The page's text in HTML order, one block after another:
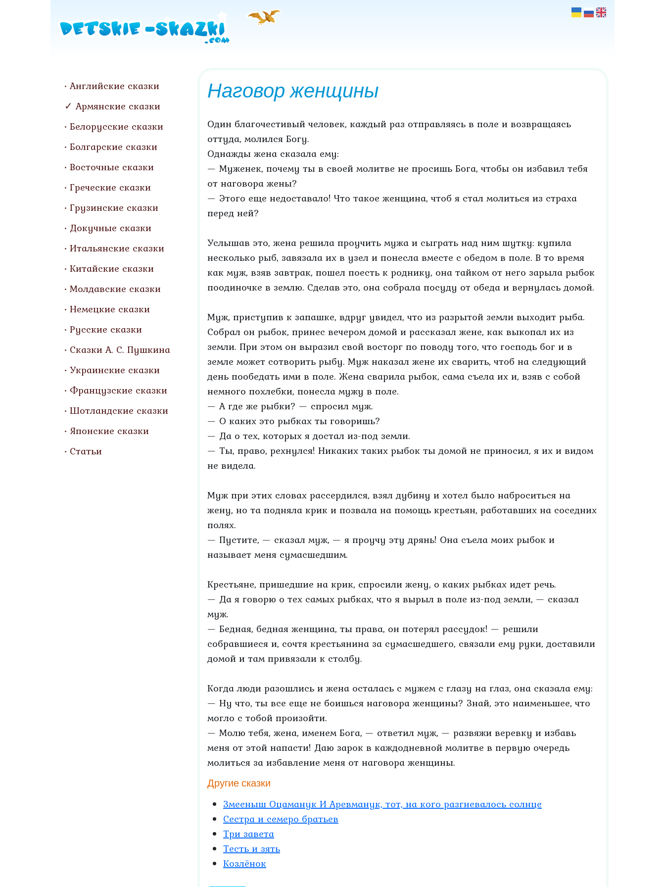
Английские сказки
Армянские сказки
Белорусские сказки
Болгарские сказки
Восточные сказки
Греческие сказки
Грузинские сказки
Докучные сказки
Итальянские сказки
Китайские сказки
Молдавские сказки
Немецкие сказки
Русские сказки
Сказки А. С. Пушкина
Украинские сказки
Французские сказки
Шотландские сказки
Японские сказки
Статьи
Наговор женщины
Один благочестивый человек, каждый раз отправляясь в поле и возвращаясь
оттуда, молился Богу.
Однажды жена сказала ему:
— Муженек, почему ты в своей молитве не просишь Бога, чтобы он избавил тебя
от наговора жены?
— Этого еще недоставало! Что такое женщина, чтоб я стал молиться из страха
перед ней?
Услышав это, жена решила проучить мужа и сыграть над ним шутку: купила
несколько рыб, завязала их в узел и понесла вместе с обедом в поле. В то время
как муж, взяв завтрак, пошел поесть к роднику, она тайком от него зарыла рыбок
поодиночке в землю. Сделав это, она собрала посуду от обеда и вернулась домой.
Муж, приступив к запашке, вдруг увидел, что из разрытой земли выходит рыба.
Собрал он рыбок, принес вечером домой и рассказал жене, как выкопал их из
земли. При этом он выразил свой восторг по поводу того, что господь бог и в
земле может сотворить рыбу. Муж наказал жене их сварить, чтоб на следующий
день пообедать ими в поле. Жена сварила рыбок, сама съела их и, взяв с собой
немного похлебки, понесла мужу в поле.
— А где же рыбки? — спросил муж.
— О каких это рыбках ты говоришь?
— Да о тех, которых я достал из-под земли.
— Ты, право, рехнулся! Никаких таких рыбок ты домой не приносил, я их и видом
не видела.
Муж при этих словах рассердился, взял дубину и хотел было наброситься на
жену, но та подняла крик и позвала на помощь крестьян, работавших на соседних
полях.
— Пустите, — сказал муж, — я проучу эту дрянь! Она съела моих рыбок и
называет меня сумасшедшим.
Крестьяне, пришедшие на крик, спросили жену, о каких рыбках идет речь.
— Да я говорю о тех самых рыбках, что я вырыл в поле из-под земли, — сказал
муж.
— Бедная, бедная женщина, ты права, он потерял рассудок! — решили
собравшиеся и, сочтя крестьянина за сумасшедшего, связали ему руки, доставили
домой и там привязали к столбу.
Когда люди разошлись и жена осталась с мужем с глазу на глаз, она сказала ему:
— Ну что, ты все еще не боишься наговора женщины? Знай, это наименьшее, что
могло с тобой произойти.
— Молю тебя, жена, именем Бога, — ответил муж, — развяжи веревку и избавь
меня от этой напасти! Даю зарок в каждодневной молитве в первую очередь
молиться за избавление меня от наговора женщины.
Другие сказки
Змееныш Оцаманук И Аревманук, тот, на кого разгневалось солнце
Сестра и семеро братьев
Три завета
Тесть и зять
Козлёнок